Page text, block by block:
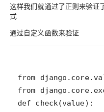
这样我们就通过了正则来验证
式
通过自定义函数来验证